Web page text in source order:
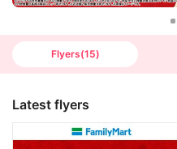
Flyers(15)
Latest flyers